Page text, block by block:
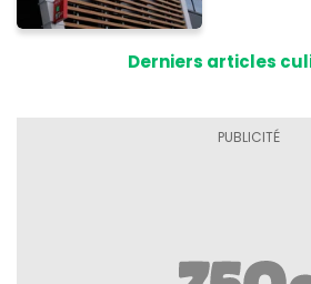
Derniers articles